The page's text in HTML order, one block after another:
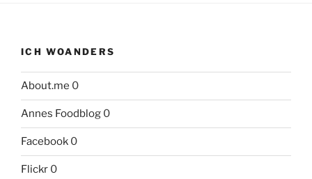
ICH WOANDERS
About.me 0
Annes Foodblog 0
Facebook 0
Flickr 0